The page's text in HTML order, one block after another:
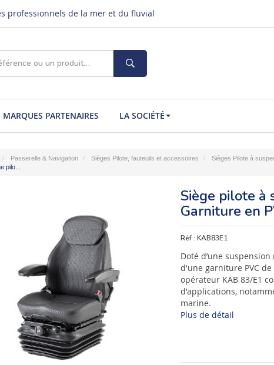
professionnels de la mer et du fluvial
MARQUES PARTENAIRES LA SOCIÉTÉ
Passerelle & Navigation Sièges Pilote, fauteuils et accessoires
Sièges Pilote à
pilo...
Siège pilote à
Garniture en
Réf :KAB83E1
Doté d’une
d'une garniture PVC
opérateur KAB 83/E1
d'applications,
marine.
Plus de détail